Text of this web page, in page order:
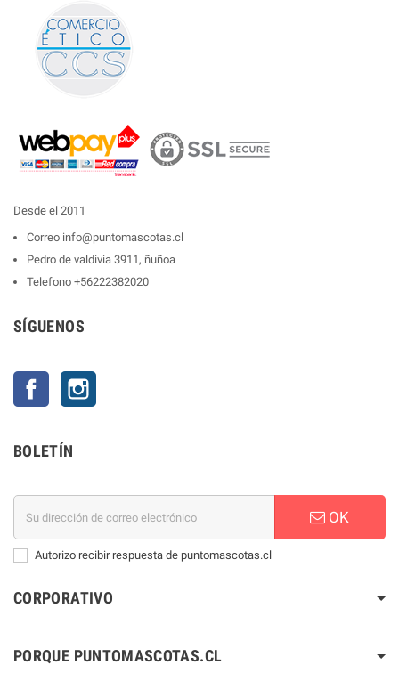
Desde el 2011
Correo info@puntomascotas.cl
Pedro de valdivia 3911, ñuñoa
Telefono +56222382020
SÍGUENOS
Facebook
BOLETÍN
OK
Autorizo recibir respuesta de puntomascotas.cl
CORPORATIVO
PORQUE PUNTOMASCOTAS.CL